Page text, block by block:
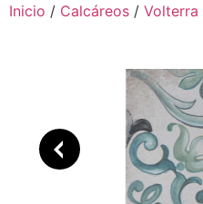
Inicio / Calcáreos / Volterra